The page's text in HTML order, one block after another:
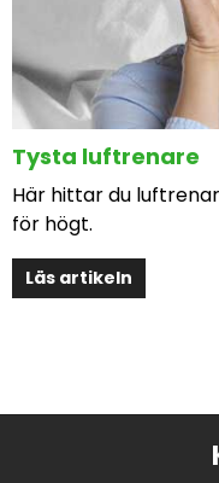
Tysta luftrenare
Här hittar du
för högt.
Läs artikeln